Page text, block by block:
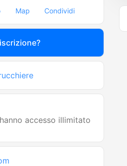
Map Condividi
accesso illimitato